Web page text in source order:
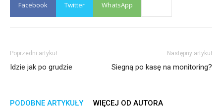
Facebook Twitter WhatsApp
Poprzedni artykuł
Idzie jak po grudzie
Następny artykuł
Siegną po kasę na monitoring?
PODOBNE ARTYKUŁY WIĘCEJ OD AUTORA